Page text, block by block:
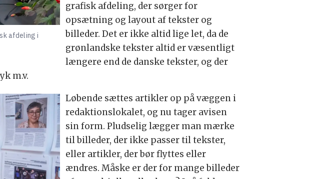
afdeling i
grafisk afdeling, der sørger for
opsætning og layout af tekster og
billeder. Det er ikke altid lige let, da de
grønlandske tekster altid er væsentligt
længere end de danske tekster, og der
m.v.
Løbende sættes artikler op på væggen i
redaktionslokalet, og nu tager avisen
sin form. Pludselig lægger man mærke
til billeder, der ikke passer til tekster,
eller artikler, der bør flyttes eller
ændres. Måske er der for mange billeder